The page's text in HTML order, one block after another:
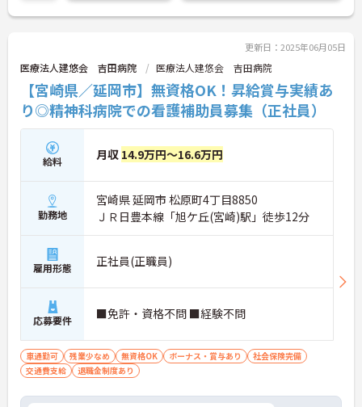
更新日：2025年06月05日
医療法人建悠会 吉田病院 医療法人建悠会 吉田病院
【宮崎県／延岡市】無資格OK！昇給賞与実績あ
り◎精神科病院での看護補助員募集（正社員）
給料 月収 14.9万円～16.6万円
勤務地
宮崎県 延岡市 松原町4丁目8850
ＪＲ日豊本線「旭ケ丘(宮崎)駅」徒歩12分
雇用形態 正社員(正職員)
応募要件 ■免許・資格不問 ■経験不問
車通勤可 残業少なめ 無資格OK ボーナス・賞与あり
社会保険完備
交通費支給
退職金制度あり